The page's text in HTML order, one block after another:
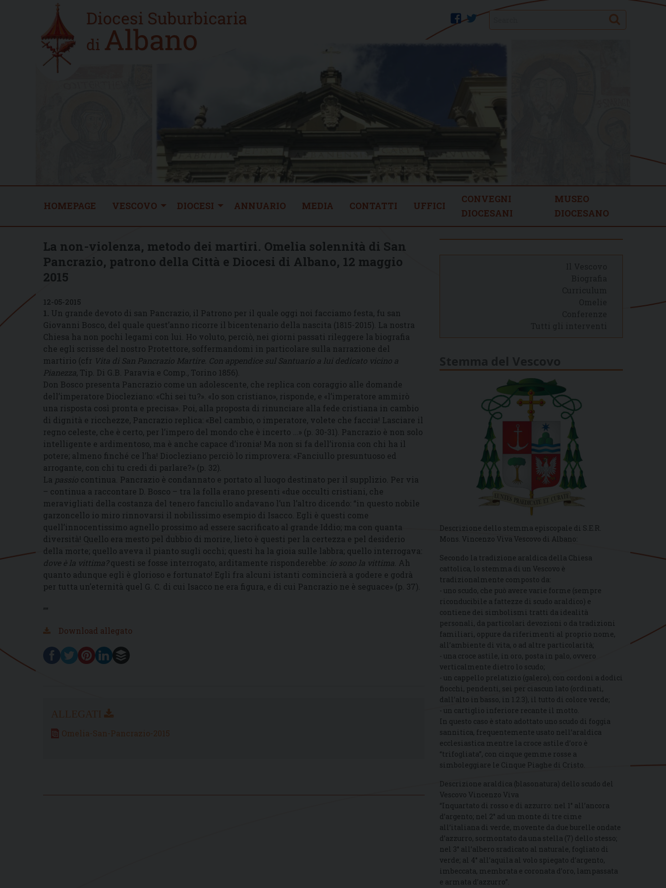
Home
new
twitter
facebook Search
HOMEPAGE VESCOVO DIOCESI ANNUARIO MEDIA CONTATTI UFFICI
CONVEGNI
DIOCESANI
MUSEO
DIOCESANO
La non-violenza, metodo dei martiri. Omelia solennità di San
Pancrazio, patrono della Città e Diocesi di Albano, 12 maggio
2015
12-05-2015
1. Un grande devoto di san Pancrazio, il Patrono per il quale oggi noi facciamo festa, fu san
Giovanni Bosco, del quale quest’anno ricorre il bicentenario della nascita (1815-2015). La nostra
Chiesa ha non pochi legami con lui. Ho voluto, perciò, nei giorni passati rileggere la biografia
che egli scrisse del nostro Protettore, soffermandomi in particolare sulla narrazione del
martirio (cfr Vita di San Pancrazio Martire. Con appendice sul Santuario a lui dedicato vicino a
Pianezza, Tip. Di G.B. Paravia e Comp., Torino 1856).
Don Bosco presenta Pancrazio come un adolescente, che replica con coraggio alle domande
dell’imperatore Diocleziano: «Chi sei tu?». «Io son cristiano», risponde, e «l’imperatore ammirò
una risposta così pronta e precisa». Poi, alla proposta di rinunciare alla fede cristiana in cambio
di dignità e ricchezze, Pancrazio replica: «Bel cambio, o imperatore, volete che faccia! Lasciare il
regno celeste, che è certo, per l’impero del mondo che è incerto …» (p. 30-31). Pancrazio è non solo
intelligente e ardimentoso, ma è anche capace d’ironia! Ma non si fa dell’ironia con chi ha il
potere; almeno finché ce l’ha! Diocleziano perciò lo rimprovera: «Fanciullo presuntuoso ed
arrogante, con chi tu credi di parlare?» (p. 32).
La passio continua. Pancrazio è condannato e portato al luogo destinato per il supplizio. Per via
– continua a raccontare D. Bosco – tra la folla erano presenti «due occulti cristiani, che
meravigliati della costanza del tenero fanciullo andavano l’un l’altro dicendo: “in questo nobile
garzoncello io miro rinnovarsi il nobilissimo esempio di Isacco. Egli è questi come
quell’innocentissimo agnello prossimo ad essere sacrificato al grande Iddio; ma con quanta
diversità! Quello era mesto pel dubbio di morire, lieto è questi per la certezza e pel desiderio
della morte; quello aveva il pianto sugli occhi; questi ha la gioia sulle labbra; quello interrogava:
dove è la vittima?questi se fosse interrogato, arditamente risponderebbe: io sono la vittima . Ah
quanto adunque egli è glorioso e fortunato! Egli fra alcuni istanti comincierà a godere e godrà
per tutta un’eternità quel G. C. di cui Isacco ne era figura, e di cui Pancrazio ne è seguace» (p. 37).
””
Download allegato
Omelia-San-Pancrazio-2015
Descrizione dello stemma episcopale di S.E.R.
Mons. Vincenzo Viva Vescovo di Albano:
Secondo la tradizione araldica della Chiesa
cattolica, lo stemma di un Vescovo è
tradizionalmente composto da:
- uno scudo, che può avere varie forme (sempre
riconducibile a fattezze di scudo araldico) e
contiene dei simbolismi tratti da idealità
personali, da particolari devozioni o da tradizioni
familiari, oppure da riferimenti al proprio nome,
all’ambiente di vita, o ad altre particolarità;
- una croce astile, in oro, posta in palo, ovvero
verticalmente dietro lo scudo;
- un cappello prelatizio (galero), con cordoni a dodici
fiocchi, pendenti, sei per ciascun lato (ordinati,
dall’alto in basso, in 1.2.3), il tutto di colore verde;
- un cartiglio inferiore recante il motto.
In questo caso è stato adottato uno scudo di foggia
sannitica, frequentemente usato nell’araldica
ecclesiastica mentre la croce astile d’oro è
“trifogliata”, con cinque gemme rosse a
simboleggiare le Cinque Piaghe di Cristo.
Descrizione araldica (blasonatura) dello scudo del
Vescovo Vincenzo Viva
“Inquartato di rosso e di azzurro: nel 1° all’ancora
d’argento; nel 2° ad un monte di tre cime
all’italiana di verde, movente da due burelle ondate
d’azzurro, sormontato da una stella (7) dello stesso;
nel 3° all’albero sradicato al naturale, fogliato di
verde; al 4° all’aquila al volo spiegato d’argento,
imbeccata, membrata e coronata d’oro, lampassata
e armata d’azzurro”.